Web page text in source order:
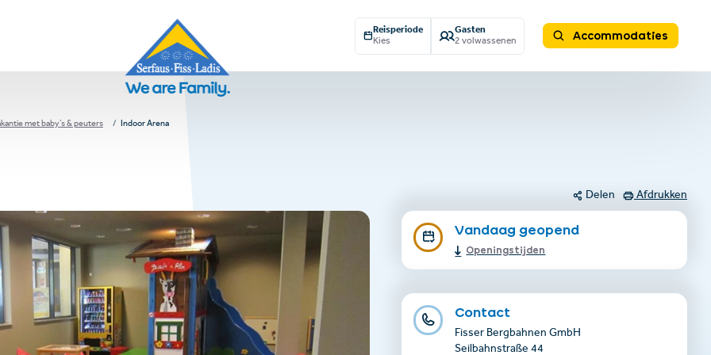
Reisperiode
Kies
Gasten
2 volwassenen
Accommodaties
met baby’s & peuters Indoor Arena
Delen Afdrukken
Vandaag geopend
Openingstijden
Contact
Fisser Bergbahnen GmbH
Seilbahnstraße 44